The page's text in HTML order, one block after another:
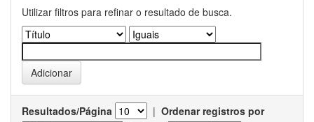
Utilizar filtros para refinar o resultado de busca.
Resultados/Página | Ordenar registros por